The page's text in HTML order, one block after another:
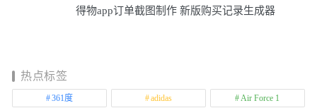
得物app订单截图制作 新版购买记录生成器
热点标签
361度 adidas Air Force 1